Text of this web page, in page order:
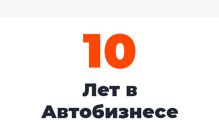
10
Лет в
Автобизнесе